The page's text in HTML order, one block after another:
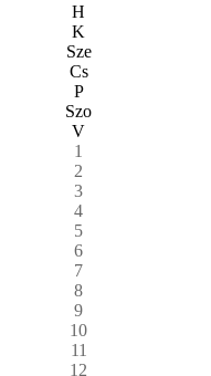
H
K
Sze
Cs
P
Szo
V
1
2
3
4
5
6
7
8
9
10
11
12